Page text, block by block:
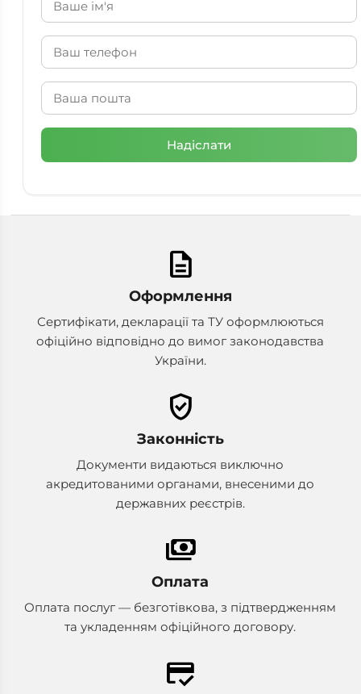
description
Оформлення
Сертифікати, декларації та ТУ оформлюються
офіційно відповідно до вимог законодавства
України.
verified_user
Законність
Документи видаються виключно
акредитованими органами, внесеними до
державних реєстрів.
payments
Оплата
Оплата послуг — безготівкова, з підтвердженням
та укладенням офіційного договору.
credit_score